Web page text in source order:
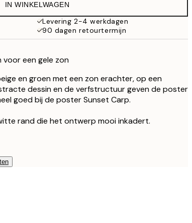
IN WINKELWAGEN
Levering 2-4 werkdagen
90 dagen retourtermijn
voor een gele zon
en groen met een zon erachter, op een
dessin en de verfstructuur geven de poster
goed bij de poster Sunset Carp.
rand die het ontwerp mooi inkadert.